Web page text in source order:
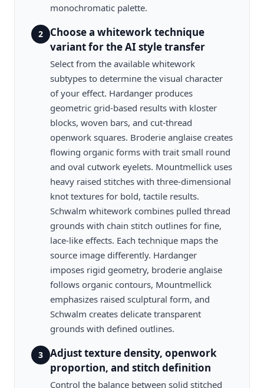
monochromatic palette.
2
Choose a whitework technique
variant for the AI style transfer
Select from the available whitework
subtypes to determine the visual character
of your effect. Hardanger produces
geometric grid-based results with kloster
blocks, woven bars, and cut-thread
openwork squares. Broderie anglaise creates
flowing organic forms with trait small round
and oval cutwork eyelets. Mountmellick uses
heavy raised stitches with three-dimensional
knot textures for bold, tactile results.
Schwalm whitework combines pulled thread
grounds with chain stitch outlines for fine,
lace-like effects. Each technique maps the
source image differently. Hardanger
imposes rigid geometry, broderie anglaise
follows organic contours, Mountmellick
emphasizes raised sculptural form, and
Schwalm creates delicate transparent
grounds with defined outlines.
3
Adjust texture density, openwork
proportion, and stitch definition
Control the balance between solid stitched